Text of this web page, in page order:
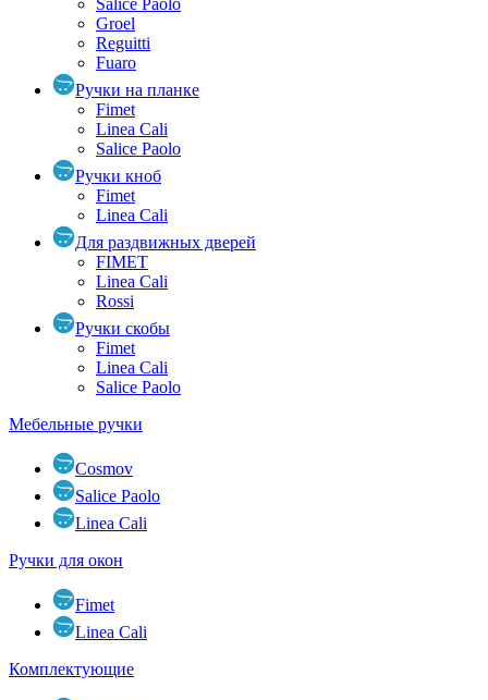
Groel
Reguitti
Fuaro
Ручки на планке
Fimet
Linea Cali
Salice Paolo
Ручки кноб
Fimet
Linea Cali
Для раздвижных дверей
FIMET
Linea Cali
Rossi
Ручки скобы
Fimet
Linea Cali
Salice Paolo
Мебельные ручки
Cosmov
Salice Paolo
Linea Cali
Ручки для окон
Fimet
Linea Cali
Комплектующие